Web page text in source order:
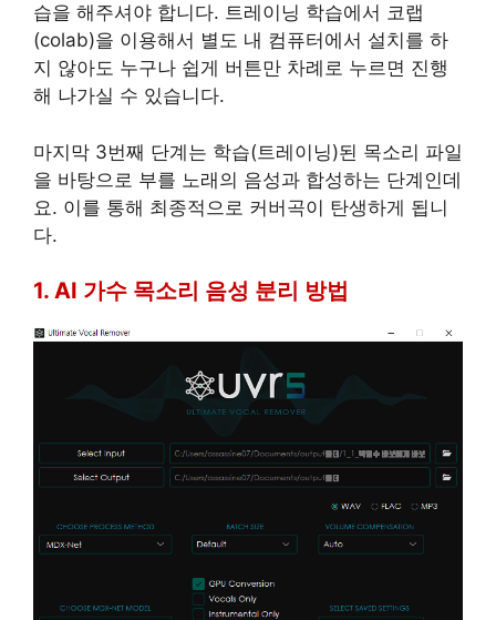
습을 해주셔야 합니다. 트레이닝 학습에서 코랩
(colab)을 이용해서 별도 내 컴퓨터에서 설치를 하
지 않아도 누구나 쉽게 버튼만 차례로 누르면 진행
해 나가실 수 있습니다.
마지막 3번째 단계는 학습(트레이닝)된 목소리 파일
을 바탕으로 부를 노래의 음성과 합성하는 단계인데
요. 이를 통해 최종적으로 커버곡이 탄생하게 됩니
다.
1. AI 가수 목소리 음성 분리 방법